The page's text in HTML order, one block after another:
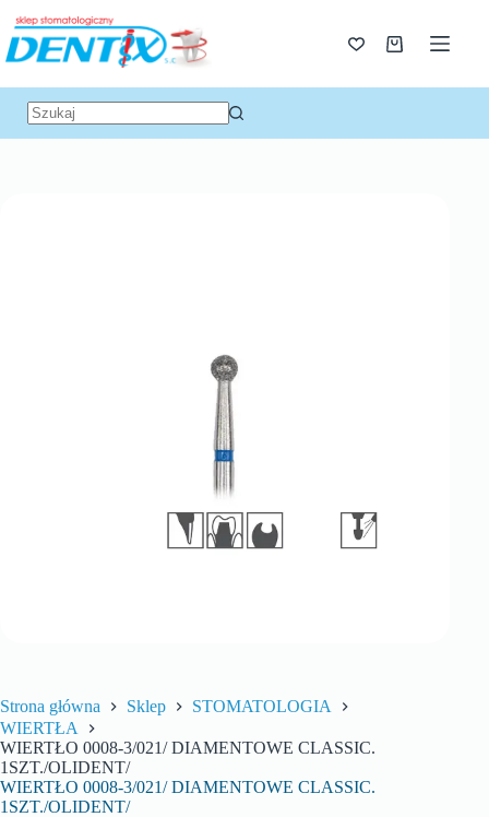
Strona główna Sklep
STOMATOLOGIA
WIERTŁA
WIERTŁO 0008-3/021/ DIAMENTOWE CLASSIC.
1SZT./OLIDENT/
WIERTŁO 0008-3/021/ DIAMENTOWE CLASSIC.
1SZT./OLIDENT/